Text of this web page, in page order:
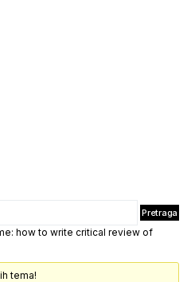
how to write critical review of
tema!